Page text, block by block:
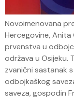
Novoimenovana
Hercegovine,
prvenstva u
održava u Osijeku.
zvanični sastanak
odbojkaškog
saveza, gospodin